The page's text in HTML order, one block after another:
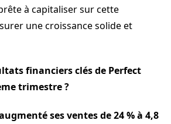
à capitaliser sur cette
une croissance solide et
financiers clés de Perfect
trimestre ?
ses ventes de 24 % à 4,8